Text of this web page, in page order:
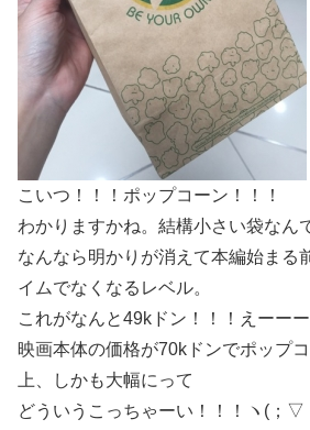
こいつ！！！ポップコーン！！！
わかりますかね。結構小さい袋なん
なんなら明かりが消えて本編始まる
イムでなくなるレベル。
これがなんと49kドン！！！えーー
映画本体の価格が70kドンでポップ
上、しかも大幅にって
どういうこっちゃーい！！！ヽ(；▽